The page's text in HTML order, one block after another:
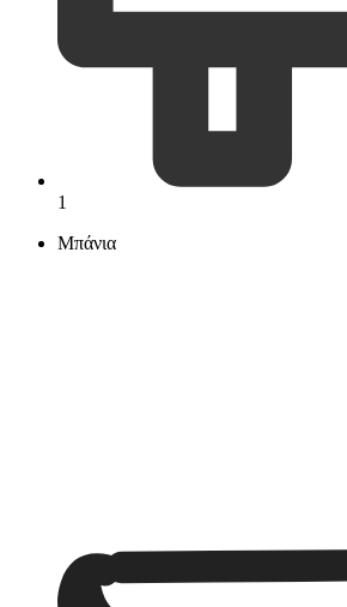
1
Μπάνια